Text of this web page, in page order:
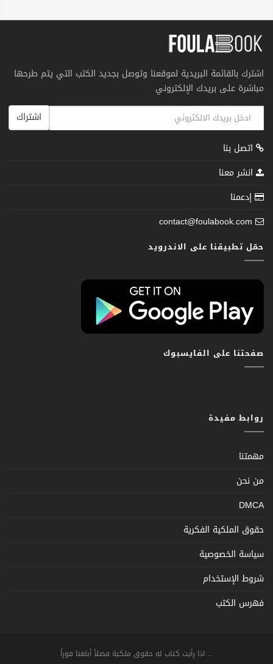
اشترك بالقائمة البريدية لموقعنا وتوصل بجديد الكتب التي يتم طرحها
مباشرة على بريدك الإلكتروني
اشتراك
اتصل بنا
انشر معنا
إدعمنا
contact@foulabook.com
حمّل تطبيقنا على الاندرويد
صفحتنا على الفايسبوك
روابط مفيدة
مهمتنا
من نحن
DMCA
حقوق الملكية الفكرية
سياسة الخصوصية
شروط الإستخدام
فهرس الكتب
... اذا رأيت كتاب له حقوق ملكية فضلاً أبلغنا فوراً